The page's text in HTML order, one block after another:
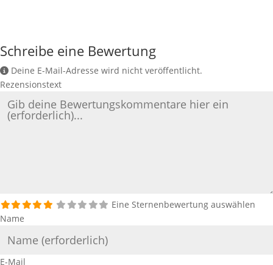
Schreibe eine Bewertung
Deine E-Mail-Adresse wird nicht veröffentlicht.
Rezensionstext
Eine Sternenbewertung auswählen
Name
E-Mail